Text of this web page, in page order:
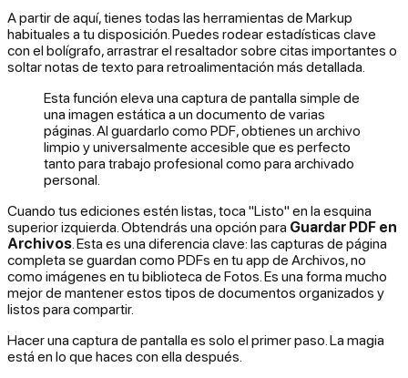
A partir de aquí, tienes todas las herramientas de Markup
habituales a tu disposición. Puedes rodear estadísticas clave
con el bolígrafo, arrastrar el resaltador sobre citas importantes o
soltar notas de texto para retroalimentación más detallada.
Esta función eleva una captura de pantalla simple de
una imagen estática a un documento de varias
páginas. Al guardarlo como PDF, obtienes un archivo
limpio y universalmente accesible que es perfecto
tanto para trabajo profesional como para archivado
personal.
Cuando tus ediciones estén listas, toca "Listo" en la esquina
superior izquierda. Obtendrás una opción para Guardar PDF en
Archivos . Esta es una diferencia clave: las capturas de página
completa se guardan como PDFs en tu app de Archivos,no
como imágenes en tu biblioteca de Fotos. Es una forma mucho
mejor de mantener estos tipos de documentos organizados y
listos para compartir.
Hacer una captura de pantalla es solo el primer paso. La magia
está en lo que haces con ella después.